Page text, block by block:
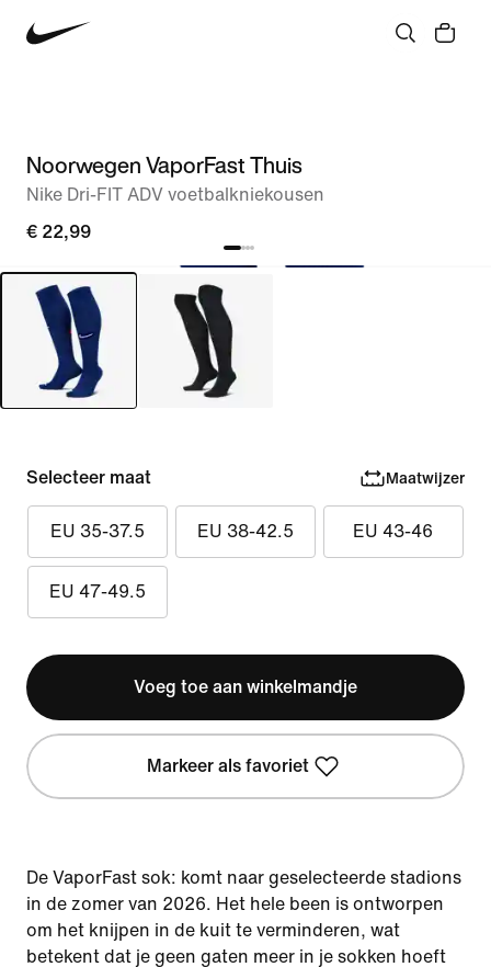
Noorwegen VaporFast Thuis
Nike Dri-FIT ADV voetbalkniekousen
€ 22,99
Selecteer maat Maatwijzer
EU 35-37.5 EU 38-42.5 EU 43-46
EU 47-49.5
Voeg toe aan winkelmandje
Markeer als favoriet
De VaporFast sok: komt naar geselecteerde stadions
in de zomer van 2026. Het hele been is ontworpen
om het knijpen in de kuit te verminderen, wat
betekent dat je geen gaten meer in je sokken hoeft